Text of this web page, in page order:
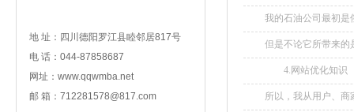
地 址：四川德阳罗江县睦邻居817号
电 话：044-87858687
网址：www.qqwmba.net
邮 箱： 712281578@817.com
我的石油公司最初是
但是不论它所带来的
4.网站优化知识
些，在保证内容和网
键词分布，最大化的
所以，我从用户、商